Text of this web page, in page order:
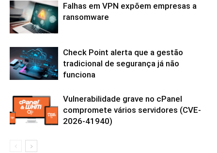
Falhas em VPN expõem empresas a
ransomware
Check Point alerta que a gestão
tradicional de segurança já não
funciona
Vulnerabilidade grave no cPanel
compromete vários servidores (CVE-
2026-41940)